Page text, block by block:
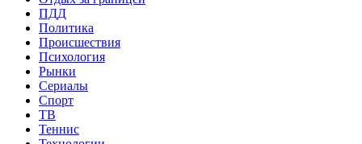
ПДД
Политика
Происшествия
Психология
Рынки
Сериалы
Спорт
ТВ
Теннис